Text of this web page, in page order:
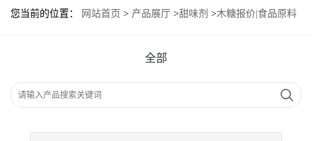
您当前的位置： 网站首页 > 产品展厅 >甜味剂 >木糖报价|食品原料
全部